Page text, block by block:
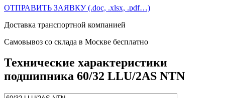
ОТПРАВИТЬ ЗАЯВКУ (.doc, .xlsx, .pdf…)
Доставка транспортной компанией
Самовывоз со склада в Москве бесплатно
Технические характеристики
подшипника 60/32 LLU/2AS NTN